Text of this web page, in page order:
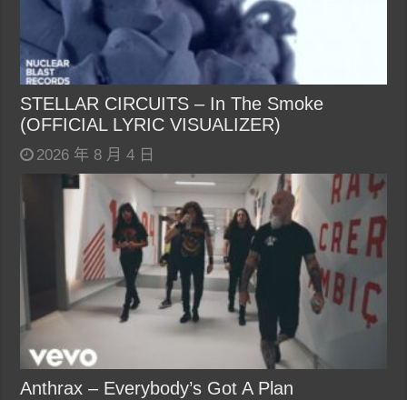
STELLAR CIRCUITS – In The Smoke
(OFFICIAL LYRIC VISUALIZER)
2026 年 8 月 4 日
Anthrax – Everybody’s Got A Plan